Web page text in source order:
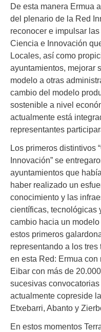
De esta manera Ermua
del plenario de la Red
reconocer e impulsar
Ciencia e Innovación
Locales, así como
ayuntamientos, mejorar
modelo a otras
cambio del modelo
sostenible a nivel
actualmente está
representantes
Los primeros distintivos
Innovación” se
ayuntamientos que
haber realizado un
conocimiento y las
científicas, tecnológicas
cambio hacia un
estos primeros
representando a los
en esta Red: Ermua
Eibar con más de
sucesivas
actualmente copreside
Etxebarri, Abanto y
En estos momentos